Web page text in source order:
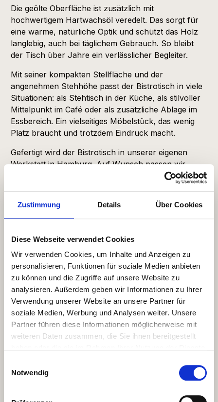
Zustimmung Details Über Cookies
Diese Webseite verwendet Cookies
Wir verwenden Cookies, um Inhalte und Anzeigen zu
personalisieren, Funktionen für soziale Medien anbieten
zu können und die Zugriffe auf unsere Website zu
analysieren. Außerdem geben wir Informationen zu Ihrer
Verwendung unserer Website an unsere Partner für
soziale Medien, Werbung und Analysen weiter. Unsere
Partner führen diese Informationen möglicherweise mit
weiteren Daten zusammen, die Sie ihnen bereitgestellt
Notwendig
Die geölte Oberfläche ist zusätzlich mit
hochwertigem Hartwachsöl veredelt. Das sorgt für
eine warme, natürliche Optik und schützt das Holz
langlebig, auch bei täglichem Gebrauch. So bleibt
der Tisch über Jahre ein verlässlicher Begleiter.
Mit seiner kompakten Stellfläche und der
angenehmen Stehhöhe passt der Bistrotisch in viele
Situationen: als Stehtisch in der Küche, als stilvoller
Mittelpunkt im Café oder als zusätzliche Ablage im
Essbereich. Ein vielseitiges Möbelstück, das wenig
Platz braucht und trotzdem Eindruck macht.
Gefertigt wird der Bistrotisch in unserer eigenen
Werkstatt in Hamburg. Auf Wunsch passen wir
Maße und Ausführung an deine Vorstellung an.
Bilder Galerie
So wird aus einem Baum dein Traumtisch